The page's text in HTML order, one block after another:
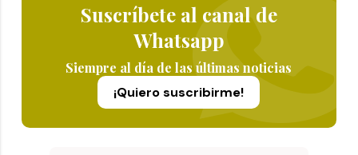
Suscríbete al canal de
Whatsapp
Siempre al día de las últimas noticias
¡Quiero suscribirme!